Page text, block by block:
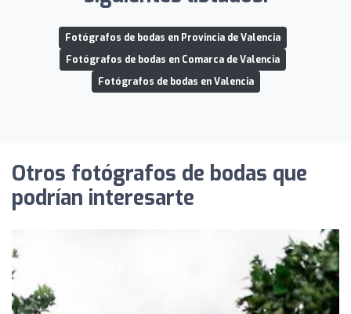
Fotógrafos de bodas en Provincia de Valencia
Fotógrafos de bodas en Comarca de Valencia
Fotógrafos de bodas en Valencia
Otros fotógrafos de bodas que
podrían interesarte